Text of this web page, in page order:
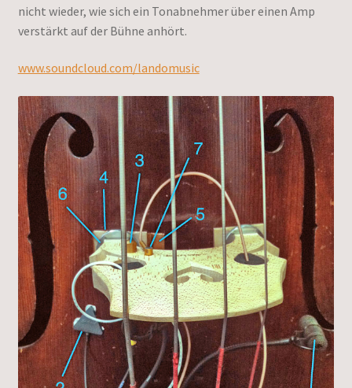
nicht wieder, wie sich ein Tonabnehmer über einen Amp
verstärkt auf der Bühne anhört.
www.soundcloud.com/landomusic